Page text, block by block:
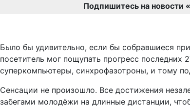
Подпишитесь на новости
Было бы удивительно, если бы собравшиеся
посетитель мог пощупать прогресс
суперкомпьютеры, синхрофазотроны, и тому
Сенсации не произошло. Все достижения
забегами молодёжи на длинные дистанции,